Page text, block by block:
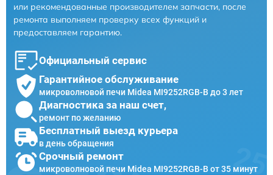
или рекомендованные производителем запчасти, после
ремонта выполняем проверку всех функций и
предоставляем гарантию.
Официальный сервис
Гарантийное обслуживание
микроволновой печи Midea MI9252RGB-B до 3 лет
Диагностика за наш счет,
ремонт по желанию
Бесплатный выезд курьера
в день обращения
Срочный ремонт
микроволновой печи Midea MI9252RGB-B от 35 минут